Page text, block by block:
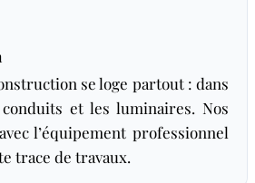
se loge partout : dans
et les luminaires. Nos
l’équipement professionnel
trace de travaux.